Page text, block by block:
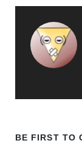
BE FIRST TO